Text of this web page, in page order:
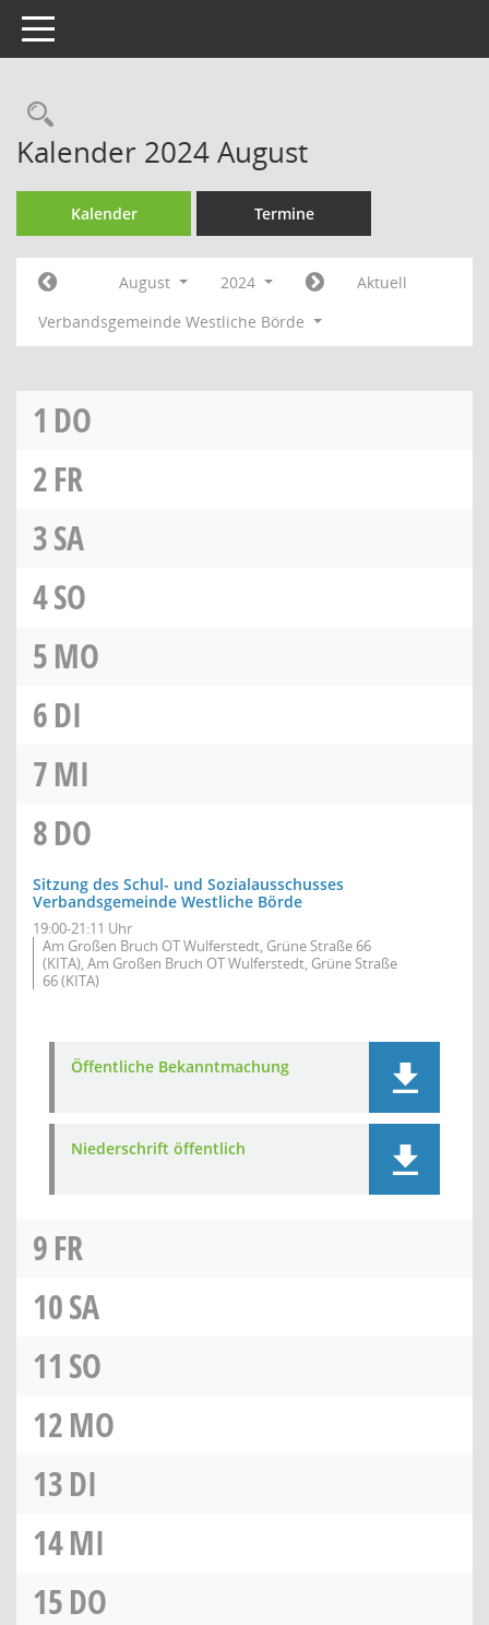
Toggle navigation
Rechercheauswahl
Kalender 2024 August
Kalender Termine
August 2024
Aktuell
Verbandsgemeinde Westliche Börde
1 DO
2FR
3SA
4SO
5MO
6DI
7MI
8DO
Sitzung des Schul- und Sozialausschusses
Verbandsgemeinde Westliche Börde
19:00-21:11 Uhr
Am Großen Bruch OT Wulferstedt, Grüne Straße 66
(KITA), Am Großen Bruch OT Wulferstedt, Grüne Straße
66 (KITA)
Öffentliche Bekanntmachung
Niederschrift öffentlich
9FR
10SA
11 SO
12MO
13DI
14MI
15DO